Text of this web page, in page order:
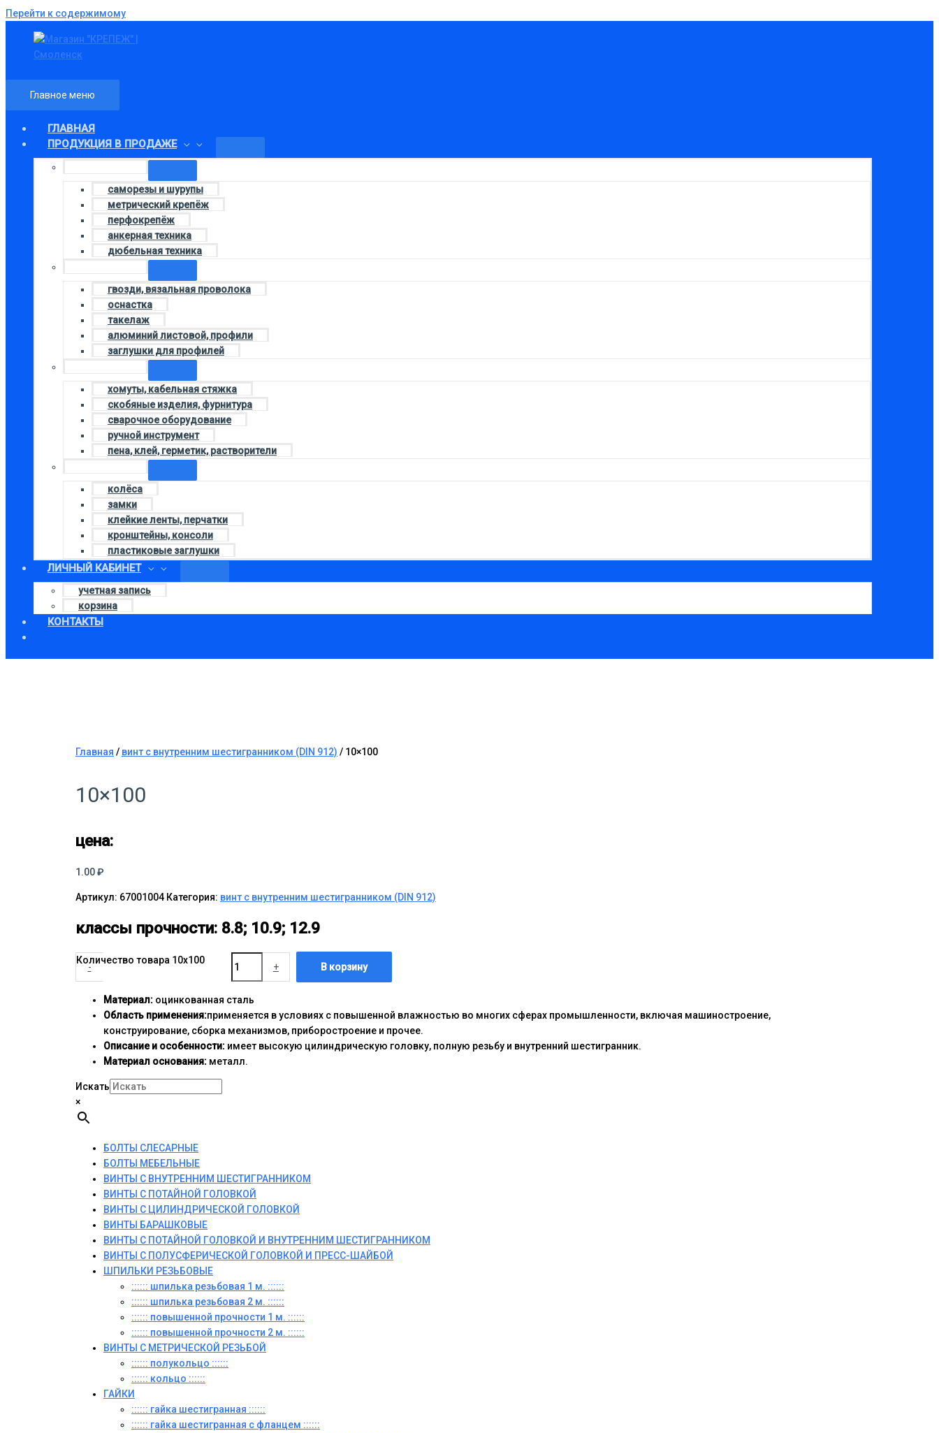
Перейти к содержимому
Главное меню
ГЛАВНАЯ
ПРОДУКЦИЯ В ПРОДАЖЕ
саморезы и шурупы
метрический крепёж
перфокрепёж
анкерная техника
дюбельная техника
гвозди, вязальная проволока
оснастка
такелаж
алюминий листовой, профили
заглушки для профилей
хомуты, кабельная стяжка
скобяные изделия, фурнитура
сварочное оборудование
ручной инструмент
пена, клей, герметик, растворители
колёса
замки
клейкие ленты, перчатки
кронштейны, консоли
пластиковые заглушки
ЛИЧНЫЙ КАБИНЕТ
учетная запись
корзина
КОНТАКТЫ
Главная / винт с внутренним шестигранником (DIN 912) / 10×100
10×100
цена:
1.00₽
Артикул: 67001004 Категория: винт с внутренним шестигранником (DIN 912)
классы прочности: 8.8; 10.9; 12.9
-
Количество товара 10x100
+ В корзину
Материал: оцинкованная сталь
Область применения:применяется в условиях с повышенной влажностью во многих сферах промышленности, включая машиностроение,
конструирование, сборка механизмов, приборостроение и прочее.
Описание и особенности: имеет высокую цилиндрическую головку, полную резьбу и внутренний шестигранник.
Материал основания: металл.
Искать
×
БОЛТЫ СЛЕСАРНЫЕ
БОЛТЫ МЕБЕЛЬНЫЕ
ВИНТЫ С ВНУТРЕННИМ ШЕСТИГРАННИКОМ
ВИНТЫ С ПОТАЙНОЙ ГОЛОВКОЙ
ВИНТЫ С ЦИЛИНДРИЧЕСКОЙ ГОЛОВКОЙ
ВИНТЫ БАРАШКОВЫЕ
ВИНТЫ С ПОТАЙНОЙ ГОЛОВКОЙ И ВНУТРЕННИМ ШЕСТИГРАННИКОМ
ВИНТЫ С ПОЛУСФЕРИЧЕСКОЙ ГОЛОВКОЙ И ПРЕСС-ШАЙБОЙ
ШПИЛЬКИ РЕЗЬБОВЫЕ
:::::: шпилька резьбовая 1 м. ::::::
:::::: шпилька резьбовая 2 м. ::::::
:::::: повышенной прочности 1 м. ::::::
:::::: повышенной прочности 2 м. ::::::
ВИНТЫ C МЕТРИЧЕСКОЙ РЕЗЬБОЙ
:::::: полукольцо ::::::
:::::: кольцо ::::::
ГАЙКИ
:::::: гайка шестигранная ::::::
:::::: гайка шестигранная с фланцем ::::::